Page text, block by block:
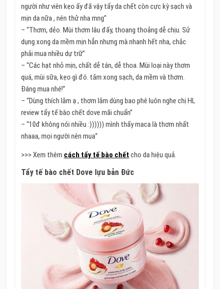
người như viên kẹo ấy đã vậy tẩy da chết còn cực kỳ sạch và
mịn da nữa , nên thử nha mng”
– “Thơm, dẻo. Mùi thơm lâu đấy, thoang thoảng dễ chịu. Sử
dụng xong da mềm mịn hẳn nhưng mà nhanh hết nha, chắc
phải mua nhiều dự trữ”
– “Các hạt nhỏ mịn, chất dễ tán, dễ thoa. Mùi loại này thơm
quá, mùi sữa, kẹo gì đó. tắm xong sạch, da mềm và thơm.
Đáng mua nhé!”
– “Dùng thích lắm ạ , thơm lắm dùng bao phê luôn nghe chị HL
review tẩy tế bào chết dove mãi chuẩn”
– “10đ không nói nhiều :)))))) mình thấy maca là thơm nhất
nhaaa, mọi người nên mua”
>>> Xem thêm cách tẩy tế bào chết cho da hiệu quả.
Tẩy tế bào chết Dove lựu bản Đức